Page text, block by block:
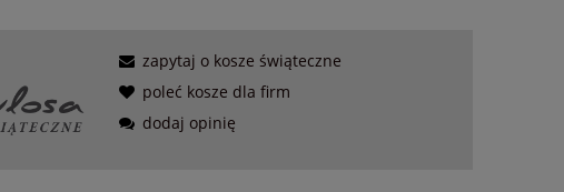
zapytaj o kosze świąteczne
poleć kosze dla firm
dodaj opinię